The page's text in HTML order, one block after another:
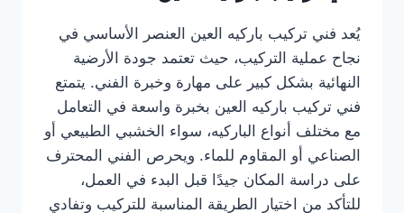
يُعد فني تركيب باركيه العين العنصر الأساسي في
نجاح عملية التركيب، حيث تعتمد جودة الأرضية
النهائية بشكل كبير على مهارة وخبرة الفني. يتمتع
فني تركيب باركيه العين بخبرة واسعة في التعامل
مع مختلف أنواع الباركيه، سواء الخشبي الطبيعي أو
الصناعي أو المقاوم للماء. ويحرص الفني المحترف
على دراسة المكان جيدًا قبل البدء في العمل،
للتأكد من اختيار الطريقة المناسبة للتركيب وتفادي